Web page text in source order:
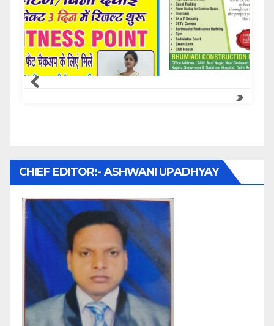
Samachar Express
CHIEF EDITOR:- ASHWANI UPADHYAY